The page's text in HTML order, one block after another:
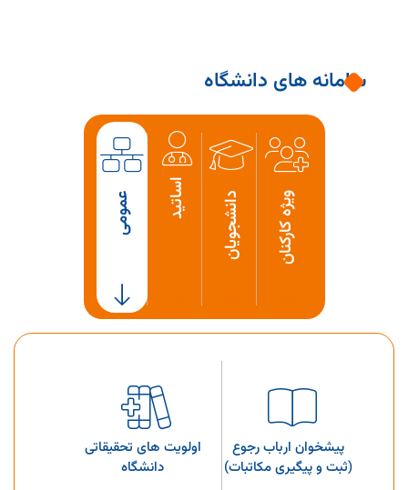
سامانه های دانشگاه
عمومی اساتید دانشجویان ویژه کارکنان
پیشخوان ارباب رجوع
(ثبت و پیگیری مکاتبات)
اولویت های تحقیقاتی
دانشگاه